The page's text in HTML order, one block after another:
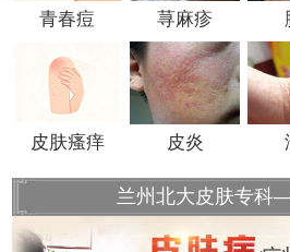
青春痘 荨麻疹
皮肤瘙痒 皮炎
兰州北大皮肤专科